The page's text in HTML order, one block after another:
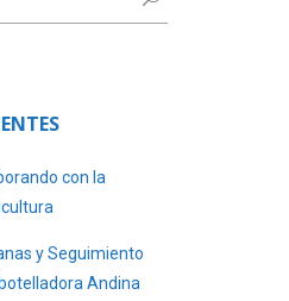
con la
y Seguimiento
Andina